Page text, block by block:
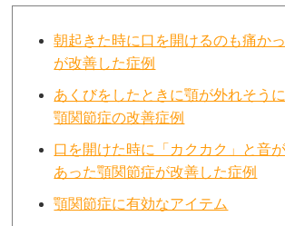
朝起きた時に口を開けるのも痛か
が改善した症例
あくびをしたときに顎が外れそう
顎関節症の改善症例
口を開けた時に「カクカク」と音
あった顎関節症が改善した症例
顎関節症に有効なアイテム